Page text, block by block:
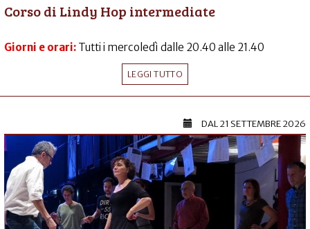
Corso di Lindy Hop intermediate
Giorni e orari: Tutti i mercoledì dalle 20.40 alle 21.40
LEGGI TUTTO
DAL21 SETTEMBRE 2026